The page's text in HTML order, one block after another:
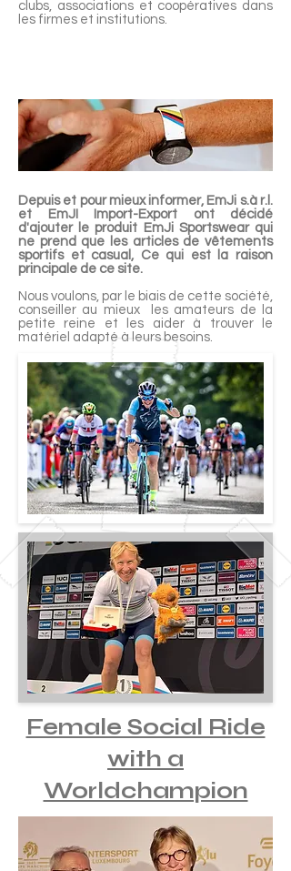
clubs, associations et coopératives dans
les firmes et institutions.
Depuis et pour mieux informer, EmJi s.à r.l.
et EmJI Import-Export ont décidé
d'ajouter le produit EmJi Sportswear qui
ne prend que les articles de vêtements
sportifs et casual, Ce qui est la raison
principale de ce site.
Nous voulons, par le biais de cette société,
conseiller au mieux les amateurs de la
petite reine et les aider à trouver le
matériel adapté à leurs besoins.
Female Social Ride
with a
Worldchampion